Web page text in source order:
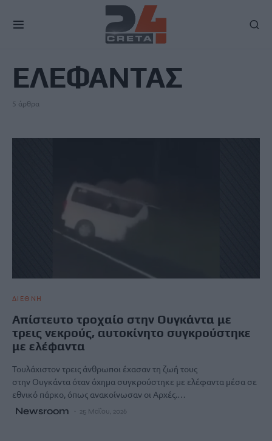
ΕΛΕΦΑΝΤΑΣ
5 άρθρα
ΔΙΕΘΝΗ
Απίστευτο τροχαίο στην Ουγκάντα με
τρεις νεκρούς, αυτοκίνητο συγκρούστηκε
με ελέφαντα
Τουλάχιστον τρεις άνθρωποι έχασαν τη ζωή τους
στην Ουγκάντα όταν όχημα συγκρούστηκε με ελέφαντα μέσα σε
εθνικό πάρκο, όπως ανακοίνωσαν οι Αρχές.…
Newsroom 25 Μαΐου, 2026